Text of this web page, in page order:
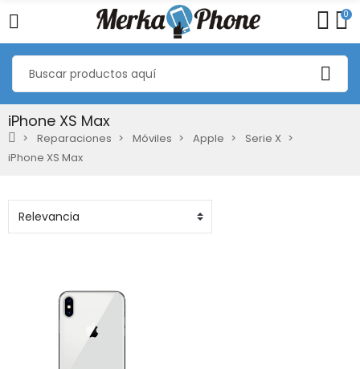
0
iPhone XS Max
Reparaciones Móviles Apple
Serie X
iPhone XS Max